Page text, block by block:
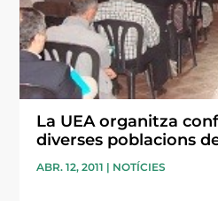
La UEA organitza
diverses poblacions
ABR. 12, 2011 | NOTÍCIES